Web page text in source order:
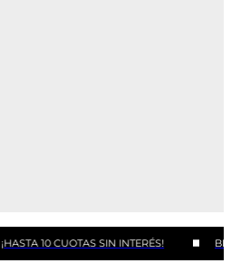
¡HASTA 10 CUOTAS SIN INTERÉS!